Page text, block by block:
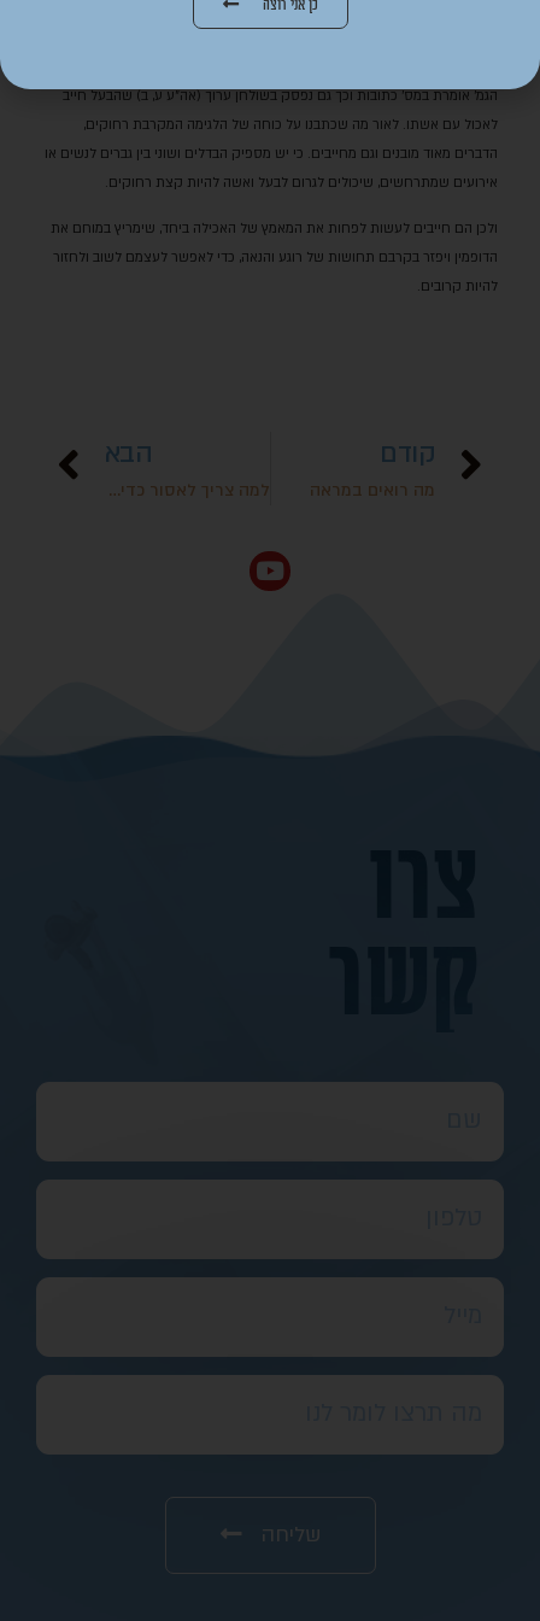
הש"ס עם ה'ימים' – כל אלה גורמים לדופמין לזרום במוח, ומציירים על פנינו חיוך
הגמ' אומרת במס' כתובות וכך גם נפסק בשולחן ערוך (אה"ע ע, ב) שהבעל חייב
לאכול עם אשתו. לאור מה שכתבנו על כוחה של הלגימה המקרבת רחוקים,
הדברים מאוד מובנים וגם מחייבים. כי יש מספיק הבדלים ושוני בין גברים לנשים או
אירועים שמתרחשים, שיכולים לגרום לבעל ואשה להיות קצת רחוקים.
ולכן הם חייבים לעשות לפחות את המאמץ של האכילה ביחד, שימריץ במוחם את
הדופמין ויפזר בקרבם תחושות של רוגע והנאה, כדי לאפשר לעצמם לשוב ולחזור
להיות קרובים.
קודם
מה רואים במראה
הבא
למה צריך לאסור כדי לאהוב
שליחה
כן אני רוצה